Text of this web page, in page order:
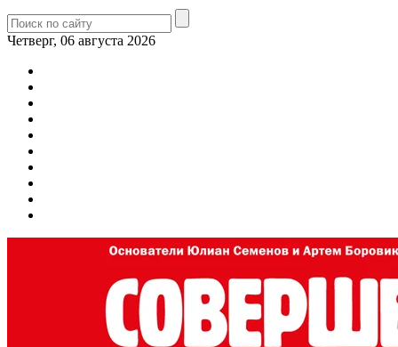
Четверг, 06 августа 2026